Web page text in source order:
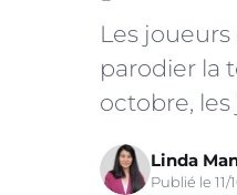
Les
parodier la
octobre,
Linda
Publié le 11/